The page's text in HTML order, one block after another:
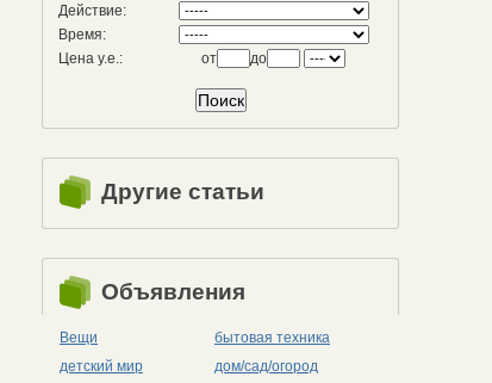
Действие:
Время:
Цена у.е.:
от до
Другие статьи
Объявления
Вещи
бытовая техника
детский мир
дом/сад/огород